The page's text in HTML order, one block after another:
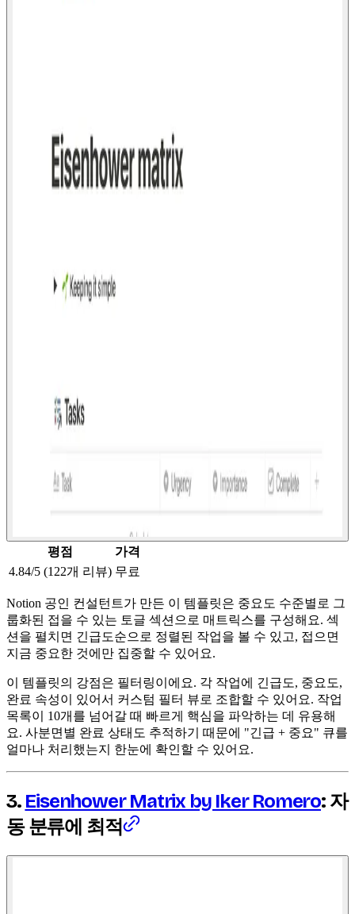
평점
가격
4.84/5 (122개 리뷰) 무료
Notion 공인 컨설턴트가 만든 이 템플릿은 중요도 수준별로 그
룹화된 접을 수 있는 토글 섹션으로 매트릭스를 구성해요. 섹
션을 펼치면 긴급도순으로 정렬된 작업을 볼 수 있고, 접으면
지금 중요한 것에만 집중할 수 있어요.
이 템플릿의 강점은 필터링이에요. 각 작업에 긴급도, 중요도,
완료 속성이 있어서 커스텀 필터 뷰로 조합할 수 있어요. 작업
목록이 10개를 넘어갈 때 빠르게 핵심을 파악하는 데 유용해
요. 사분면별 완료 상태도 추적하기 때문에 "긴급 + 중요" 큐를
얼마나 처리했는지 한눈에 확인할 수 있어요.
3. Eisenhower Matrix by Iker Romero: 자
동 분류에 최적